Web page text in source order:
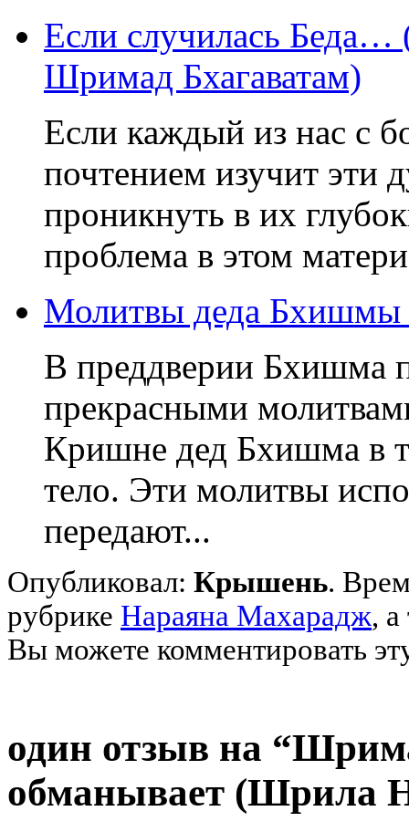
Если случилась Беда…
Шримад Бхагаватам)
Если каждый из нас с
почтением изучит эти
проникнуть в их
проблема в этом
Молитвы деда Бхишмы
В преддверии Бхишма
прекрасными
Кришне дед Бхишма в
тело. Эти молитвы
передают...
Опубликовал: Крышень.
рубрике Нараяна Махарадж, а
Вы можете комментировать
один отзыв на
обманывает (Шрила